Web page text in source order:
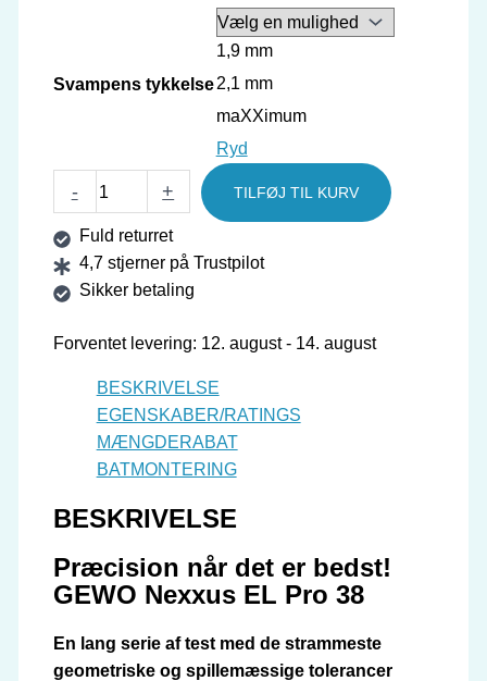
Svampens tykkelse
1,9 mm
2,1 mm
maXXimum
Ryd
-
GEWO
Belægning
Nexxus
EL
Pro
antal
+ TILFØJ TIL KURV
Fuld returret
4,7 stjerner på Trustpilot
Sikker betaling
Forventet levering: 12. august - 14. august
BESKRIVELSE
EGENSKABER/RATINGS
MÆNGDERABAT
BATMONTERING
BESKRIVELSE
Præcision når det er bedst!
GEWO Nexxus EL Pro 38
En lang serie af test med de strammeste
geometriske og spillemæssige tolerancer